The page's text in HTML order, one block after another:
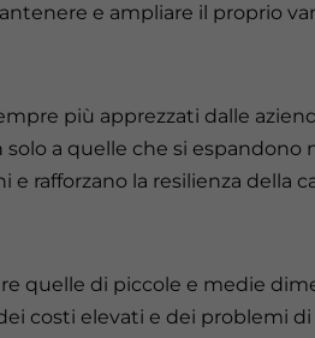
e ampliare il proprio
più apprezzati dalle
a quelle che si espandono
rafforzano la resilienza della
quelle di piccole e medie
costi elevati e dei problemi